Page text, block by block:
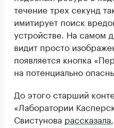
течение трех секунд
имитирует поиск
устройстве. На самом
видит просто
появляется кнопка
на потенциально
До этого старший
«Лаборатории
Свистунова рассказала